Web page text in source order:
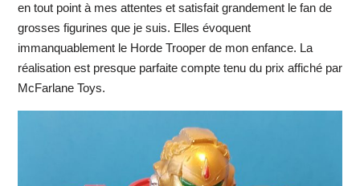
en tout point à mes attentes et satisfait grandement le fan de
grosses figurines que je suis. Elles évoquent
immanquablement le Horde Trooper de mon enfance. La
réalisation est presque parfaite compte tenu du prix affiché par
McFarlane Toys.